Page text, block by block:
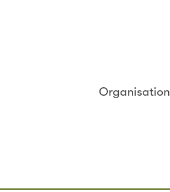
Organisation